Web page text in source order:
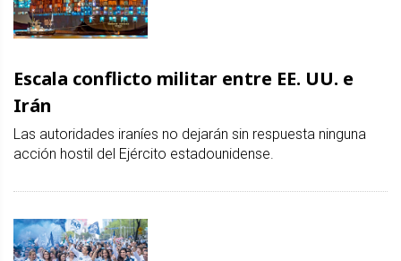
Escala conflicto militar entre EE. UU. e
Irán
Las autoridades iraníes no dejarán sin respuesta ninguna
acción hostil del Ejército estadounidense.